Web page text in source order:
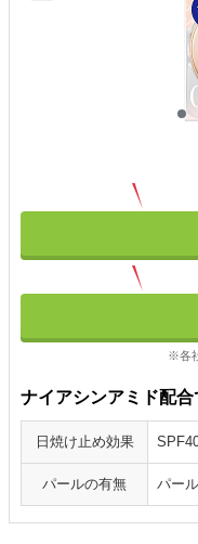
※各
ナイアシンアミド配合
日焼け止め効果
パールの有無 パー